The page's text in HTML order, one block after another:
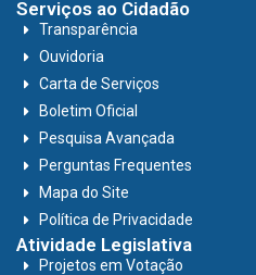
Serviços ao Cidadão
Transparência
Ouvidoria
Carta de Serviços
Boletim Oficial
Pesquisa Avançada
Perguntas Frequentes
Mapa do Site
Política de Privacidade
Atividade Legislativa
Projetos em Votação